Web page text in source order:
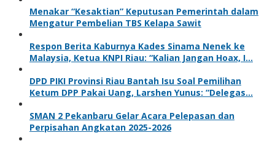
Menakar “Kesaktian” Keputusan Pemerintah dalam
Mengatur Pembelian TBS Kelapa Sawit
Respon Berita Kaburnya Kades Sinama Nenek ke
Malaysia, Ketua KNPI Riau: “Kalian Jangan Hoax, I…
DPD PIKI Provinsi Riau Bantah Isu Soal Pemilihan
Ketum DPP Pakai Uang, Larshen Yunus: “Delegas…
SMAN 2 Pekanbaru Gelar Acara Pelepasan dan
Perpisahan Angkatan 2025-2026